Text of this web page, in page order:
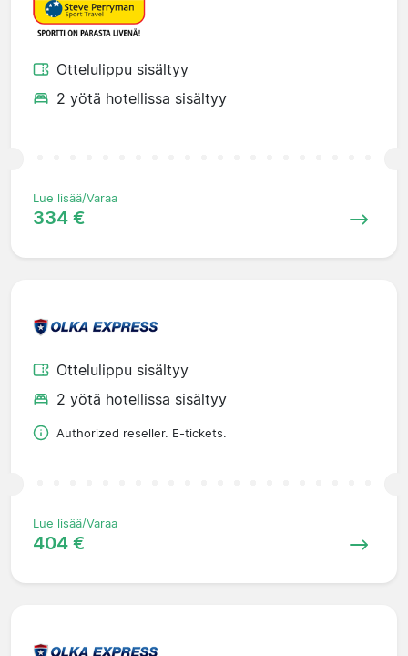
Ottelulippu sisältyy
2 yötä hotellissa sisältyy
Lue lisää/Varaa
334 €
Ottelulippu sisältyy
2 yötä hotellissa sisältyy
Authorized reseller. E-tickets.
Lue lisää/Varaa
404 €